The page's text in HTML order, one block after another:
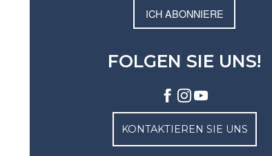
ICH ABONNIERE
FOLGEN SIE UNS!
KONTAKTIEREN SIE UNS